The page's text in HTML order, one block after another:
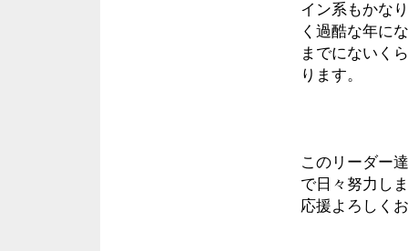
イン系もかな
く過酷な年に
までにないく
ります。
このリーダー
で日々努力し
応援よろしく